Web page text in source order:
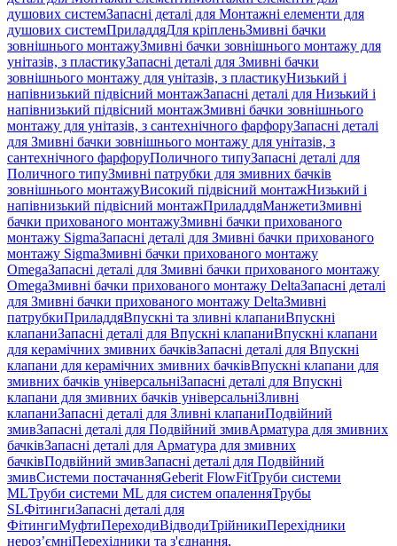
душових системЗапасні деталі для Монтажні елементи для
душових системПриладдяДля кріпленьЗмивні бачки
зовнішнього монтажуЗмивні бачки зовнішнього монтажу для
унітазів, з пластикуЗапасні деталі для Змивні бачки
зовнішнього монтажу для унітазів, з пластикуНизький і
напівнизький підвісний монтажЗапасні деталі для Низький і
напівнизький підвісний монтажЗмивні бачки зовнішнього
монтажу для унітазів, з сантехнічного фарфоруЗапасні деталі
для Змивні бачки зовнішнього монтажу для унітазів, з
сантехнічного фарфоруПоличного типуЗапасні деталі для
Поличного типуЗмивні патрубки для змивних бачків
зовнішнього монтажуВисокий підвісний монтажНизький і
напівнизький підвісний монтажПриладдяМанжетиЗмивні
бачки прихованого монтажуЗмивні бачки прихованого
монтажу SigmaЗапасні деталі для Змивні бачки прихованого
монтажу SigmaЗмивні бачки прихованого монтажу
OmegaЗапасні деталі для Змивні бачки прихованого монтажу
OmegaЗмивні бачки прихованого монтажу DeltaЗапасні деталі
для Змивні бачки прихованого монтажу DeltaЗмивні
патрубкиПриладдяВпускні та зливні клапаниВпускні
клапаниЗапасні деталі для Впускні клапаниВпускні клапани
для керамічних змивних бачківЗапасні деталі для Впускні
клапани для керамічних змивних бачківВпускні клапани для
змивних бачків універсальніЗапасні деталі для Впускні
клапани для змивних бачків універсальніЗливні
клапаниЗапасні деталі для Зливні клапаниПодвійний
змивЗапасні деталі для Подвійний змивАрматура для змивних
бачкiвЗапасні деталі для Арматура для змивних
бачкiвПодвійний змивЗапасні деталі для Подвійний
змивСистеми постачанняGeberit FlowFitТруби системи
MLТруби системи ML для систем опаленняТрубы
SLФітингиЗапасні деталі для
ФітингиМуфтиПереходиВідводиТрійникиПерехідники
нероз’ємніПерехідники та з'єднання,